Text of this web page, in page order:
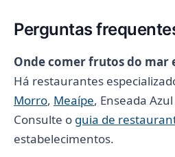
Perguntas
Onde comer frutos do mar
Há restaurantes
Morro, Meaípe, Enseada
Consulte o guia de
estabelecimentos.